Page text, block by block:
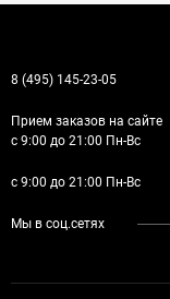
8 (495) 145-23-05
Прием заказов на сайте
с 9:00 до 21:00 Пн-Вс
с 9:00 до 21:00 Пн-Вс
Мы в соц.сетях